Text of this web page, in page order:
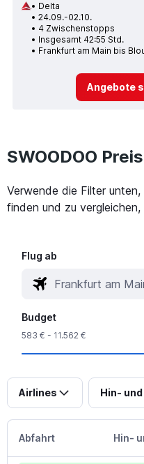
Delta
24.09.-02.10.
4 Zwischenstopps
Insgesamt 42:55 Std.
Frankfurt am Main bis
Angebote
SWOODOO
Verwende die Filter
finden und zu
Flug ab
Budget
583 € - 11.562 €
Airlines Hin-
Abfahrt Hin-